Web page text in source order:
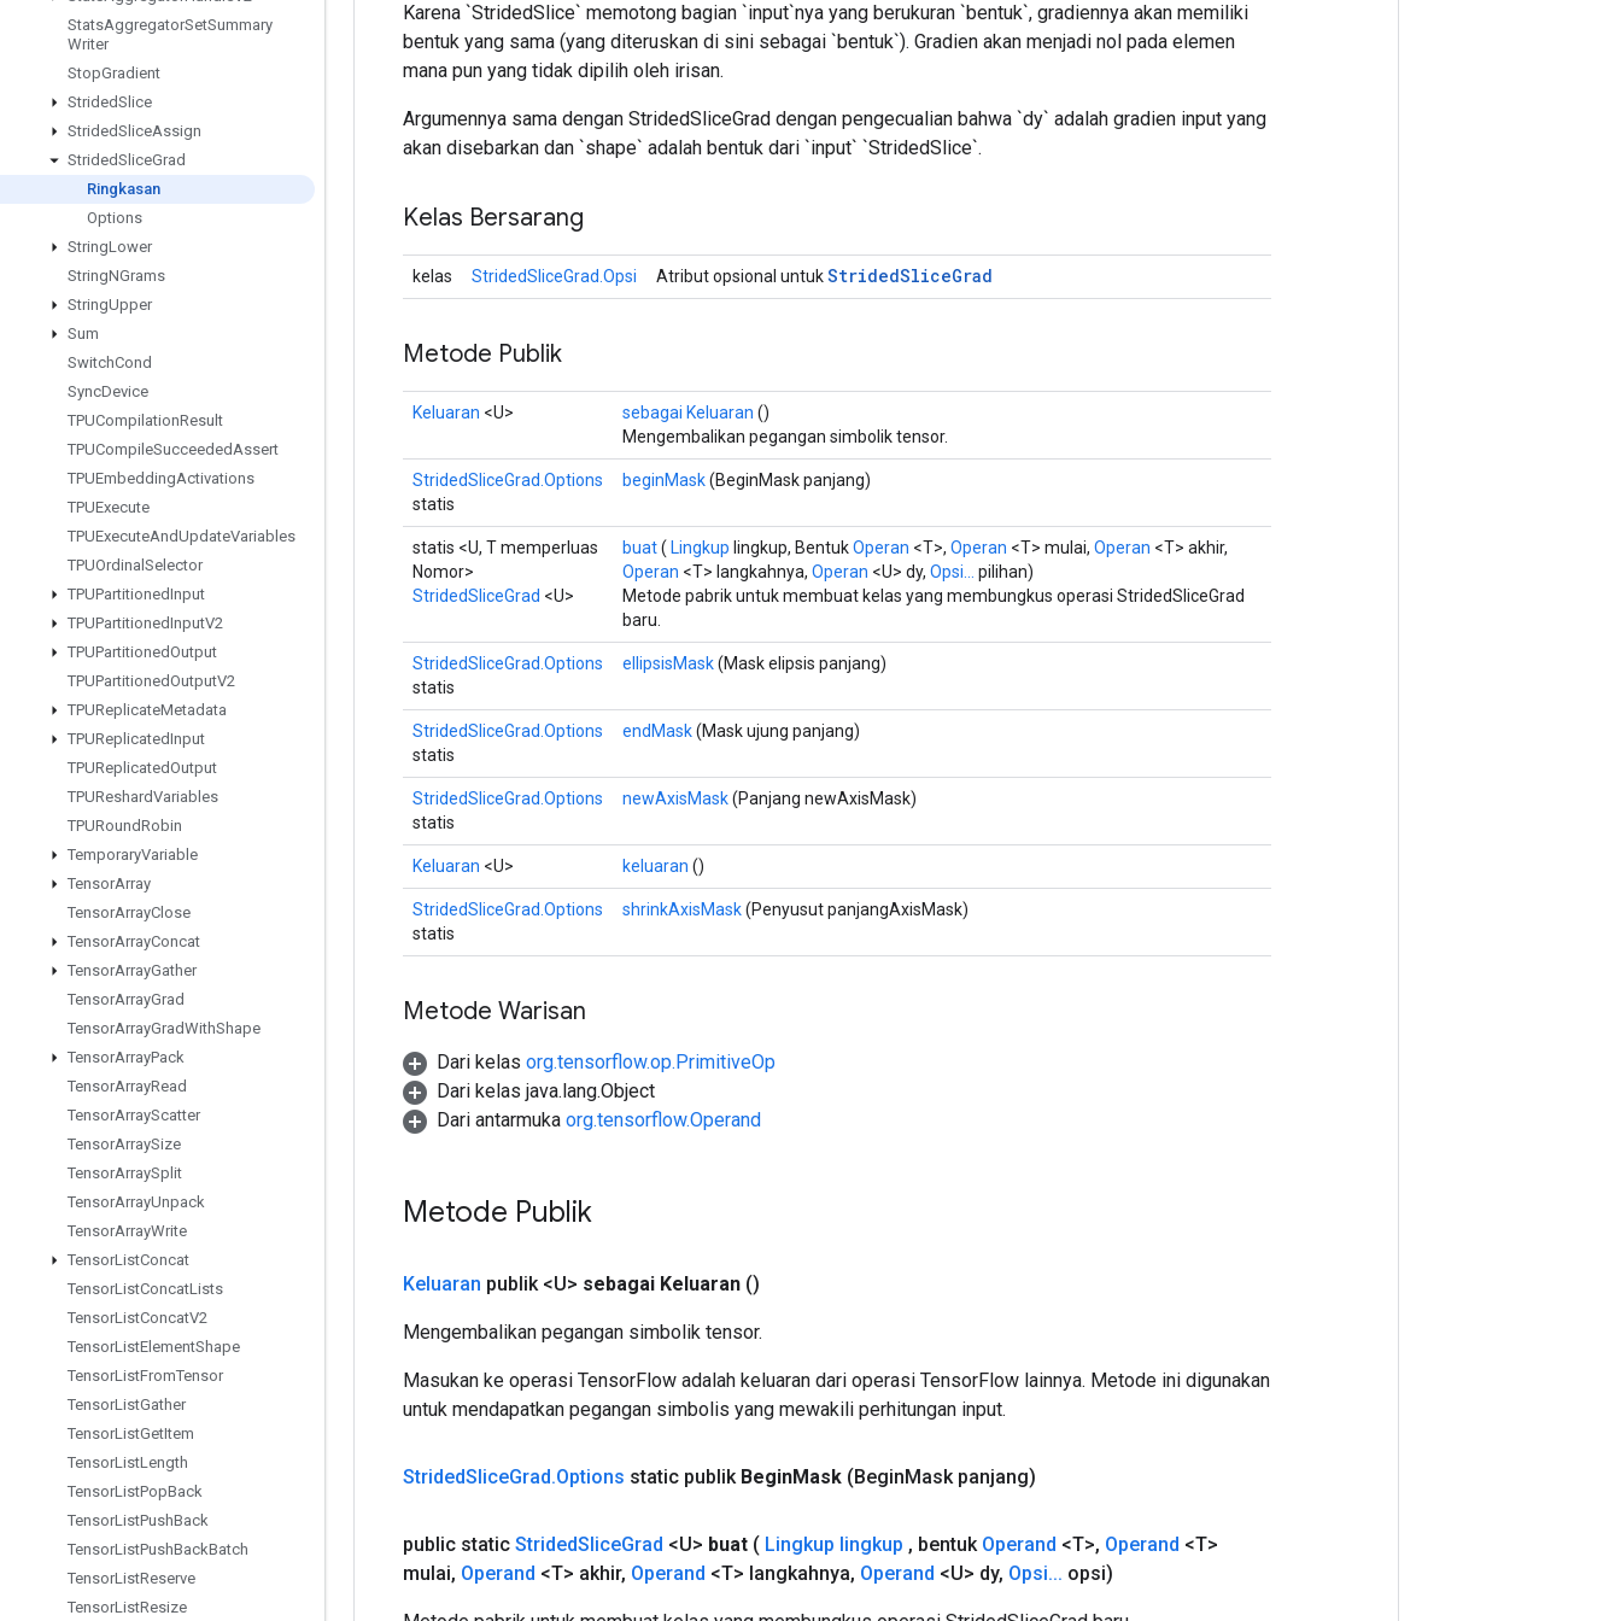
StatsAggregatorSetSummary
Writer
StopGradient
StridedSlice
StridedSliceAssign
StridedSliceGrad
Ringkasan
Options
StringLower
StringNGrams
StringUpper
Sum
SwitchCond
SyncDevice
TPUCompilationResult
TPUCompileSucceededAssert
TPUEmbeddingActivations
TPUExecute
TPUExecuteAndUpdateVariables
TPUOrdinal Selector
TPUPartitionedInput
TPUPartitionedInputV2
TPUPartitionedOutput
TPUPartitionedOutputV2
TPUReplicateMetadata
TPUReplicatedInput
TPUReplicatedOutput
TPUReshardVariables
TPURoundRobin
TemporaryVariable
TensorArray
TensorArrayClose
TensorArrayConcat
TensorArrayGather
TensorArrayGrad
TensorArrayGradWithShape
TensorArrayPack
TensorArrayRead
TensorArrayScatter
TensorArraySize
TensorArraySplit
TensorArrayUnpack
TensorArrayWrite
TensorListConcat
TensorListConcatLists
TensorListConcatV2
TensorListElementShape
TensorListFromTensor
TensorListGather
TensorListGetItem
TensorListLength
TensorListPopBack
TensorListPushBack
TensorListPushBackBatch
TensorListReserve
TensorListResize
Karena `StridedSlice` memotong bagian `input`nya yang berukuran `bentuk`, gradiennya akan memiliki
bentuk yang sama (yang diteruskan di sini sebagai `bentuk`). Gradien akan menjadi nol pada elemen
mana pun yang tidak dipilih oleh irisan.
Argumennya sama dengan StridedSliceGrad dengan pengecualian bahwa `dy` adalah gradien input yang
akan disebarkan dan `shape` adalah bentuk dari `input` `StridedSlice`.
Kelas Bersarang
kelas StridedSliceGrad.Opsi Atribut opsional untukStridedSliceGrad
Metode Publik
Keluaran <U> sebagai Keluaran ()
Mengembalikan pegangan simbolik tensor.
StridedSliceGrad.Options
statis
beginMask(BeginMask panjang)
statis <U, T memperluas
Nomor>
StridedSliceGrad <U>
buat( Lingkup lingkup, BentukOperan <T>, Operan <T> mulai, Operan <T> akhir,
Operan <T> langkahnya, Operan <U> dy, Opsi...
pilihan)
Metode pabrik untuk membuat kelas yang membungkus operasi StridedSliceGrad
baru.
StridedSliceGrad.Options
statis
ellipsisMask(Mask elipsis panjang)
StridedSliceGrad.Options
statis
endMask(Mask ujung panjang)
StridedSliceGrad.Options
statis
newAxisMask(Panjang newAxisMask)
Keluaran <U> keluaran ()
StridedSliceGrad.Options
statis
shrinkAxisMask(Penyusut panjangAxisMask)
Metode Warisan
Dari kelas org.tensorflow.op.PrimitiveOp
Dari kelas java.lang.Object
Dari antarmuka org.tensorflow.Operand
Metode Publik
Keluaran publik <U> sebagai Keluaran ()
Mengembalikan pegangan simbolik tensor.
Masukan ke operasi TensorFlow adalah keluaran dari operasi TensorFlow lainnya. Metode ini digunakan
untuk mendapatkan pegangan simbolis yang mewakili perhitungan input.
StridedSliceGrad.Options static publik BeginMask (BeginMask panjang)
public static StridedSliceGrad <U> buat ( Lingkup lingkup , bentuk Operand <T>, Operand <T>
mulai, Operand <T> akhir, Operand <T> langkahnya, Operand <U> dy, Opsi... opsi)